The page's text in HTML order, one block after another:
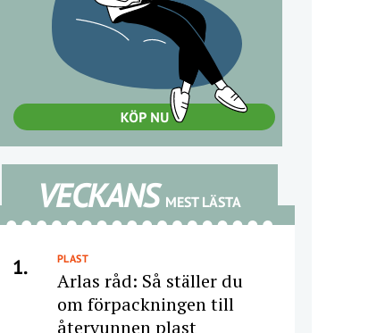
VECKANS MEST LÄSTA
1. PLAST
Arlas råd: Så ställer du
om förpackningen till
återvunnen plast